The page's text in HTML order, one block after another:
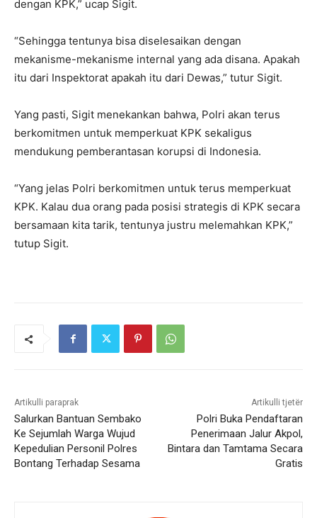
dengan KPK,” ucap Sigit.
“Sehingga tentunya bisa diselesaikan dengan
mekanisme-mekanisme internal yang ada disana. Apakah
itu dari Inspektorat apakah itu dari Dewas,” tutur Sigit.
Yang pasti, Sigit menekankan bahwa, Polri akan terus
berkomitmen untuk memperkuat KPK sekaligus
mendukung pemberantasan korupsi di Indonesia.
“Yang jelas Polri berkomitmen untuk terus memperkuat
KPK. Kalau dua orang pada posisi strategis di KPK secara
bersamaan kita tarik, tentunya justru melemahkan KPK,”
tutup Sigit.
Artikulli paraprak
Salurkan Bantuan Sembako
Ke Sejumlah Warga Wujud
Kepedulian Personil Polres
Bontang Terhadap Sesama
Artikulli tjetër
Polri Buka Pendaftaran
Penerimaan Jalur Akpol,
Bintara dan Tamtama Secara
Gratis